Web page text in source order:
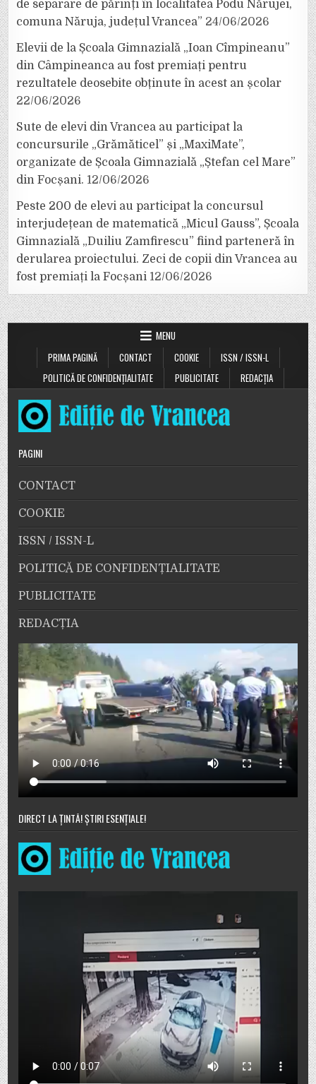
de separare de părinți în localitatea Podu Nărujei,
comuna Năruja, județul Vrancea” 24/06/2026
Elevii de la Școala Gimnazială „Ioan Cîmpineanu”
din Câmpineanca au fost premiați pentru
rezultatele deosebite obținute în acest an școlar
22/06/2026
Sute de elevi din Vrancea au participat la
concursurile „Grămăticel” și „MaxiMate”,
organizate de Școala Gimnazială „Ștefan cel Mare”
din Focșani. 12/06/2026
Peste 200 de elevi au participat la concursul
interjudețean de matematică „Micul Gauss”, Școala
Gimnazială „Duiliu Zamfirescu” fiind parteneră în
derularea proiectului. Zeci de copii din Vrancea au
fost premiați la Focșani 12/06/2026
MENU
PRIMA PAGINĂ
CONTACT COOKIE
ISSN / ISSN-L
POLITICĂ DE CONFIDENȚIALITATE
PUBLICITATE REDACȚIA
PAGINI
CONTACT
COOKIE
ISSN / ISSN-L
POLITICĂ DE CONFIDENȚIALITATE
PUBLICITATE
REDACȚIA
DIRECT LA ȚINTĂ! ȘTIRI ESENȚIALE!